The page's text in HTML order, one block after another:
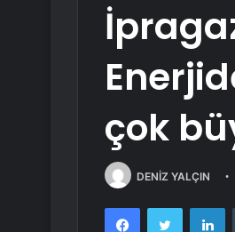
çok
DENİZ YALÇIN
FacebookTwitter